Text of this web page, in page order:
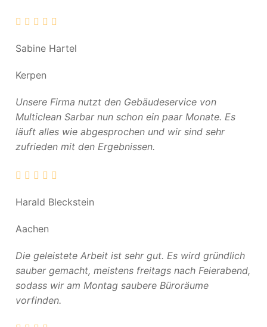
Sabine Hartel
Kerpen
Unsere Firma nutzt den Gebäudeservice von
Multiclean Sarbar nun schon ein paar Monate. Es
läuft alles wie abgesprochen und wir sind sehr
zufrieden mit den Ergebnissen.
Harald Bleckstein
Aachen
Die geleistete Arbeit ist sehr gut. Es wird gründlich
sauber gemacht, meistens freitags nach Feierabend,
sodass wir am Montag saubere Büroräume
vorfinden.